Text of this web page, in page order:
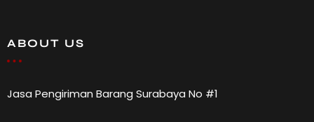
ABOUT US
Jasa Pengiriman Barang Surabaya No #1